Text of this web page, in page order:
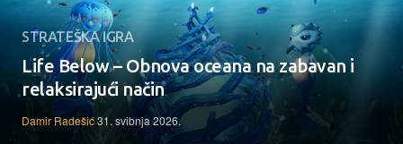
STRATEŠKA IGRA
Life Below – Obnova oceana na zabavan i
relaksirajući način
Damir Radešić31. svibnja 2026.